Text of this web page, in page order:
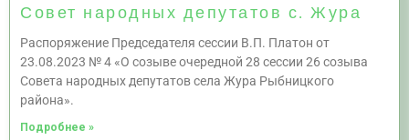
Совет народных депутатов с. Жура
Распоряжение Председателя сессии В.П. Платон от
23.08.2023 № 4 «О созыве очередной 28 сессии 26 созыва
Совета народных депутатов села Жура Рыбницкого
района».
Подробнее »